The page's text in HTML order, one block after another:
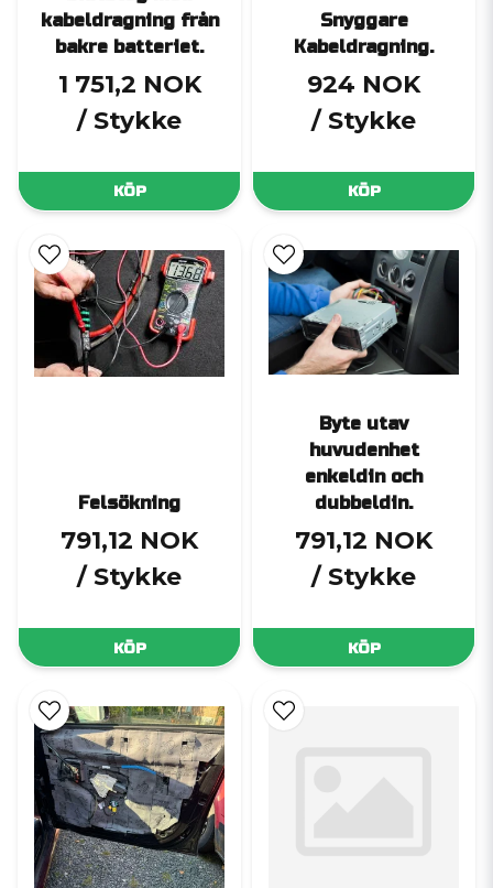
kabeldragning från
bakre batteriet.
1 751,2 NOK
/ Stykke
KÖP
Snyggare
Kabeldragning.
924 NOK
/ Stykke
KÖP
Felsökning
791,12 NOK
/ Stykke
KÖP
Byte utav
huvudenhet
enkeldin och
dubbeldin.
791,12 NOK
/ Stykke
KÖP